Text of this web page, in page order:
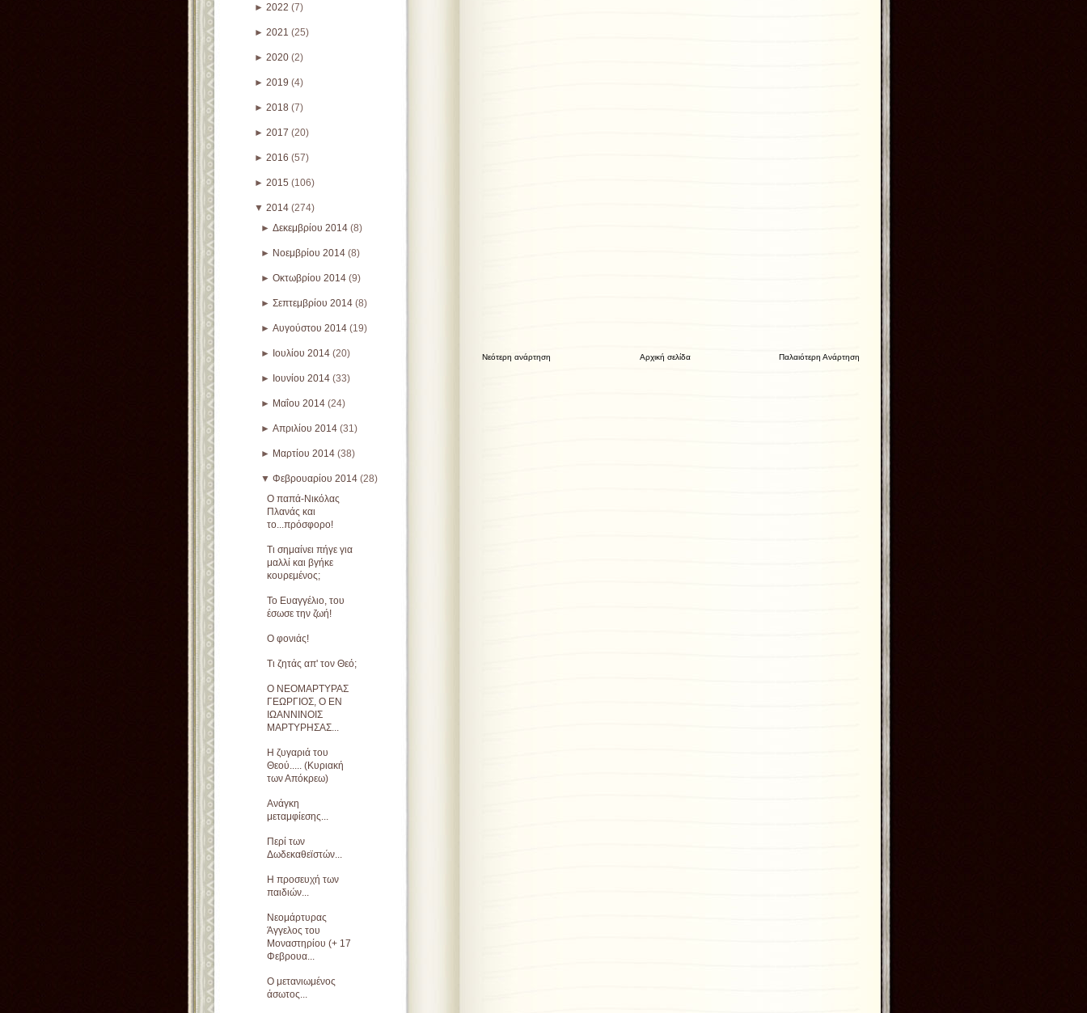
► 2022 (7)
► 2021 (25)
► 2020 (2)
► 2019 (4)
► 2018 (7)
► 2017 (20)
► 2016 (57)
► 2015 (106)
▼ 2014 (274)
► Δεκεμβρίου 2014 (8)
► Νοεμβρίου 2014 (8)
► Οκτωβρίου 2014 (9)
► Σεπτεμβρίου 2014 (8)
► Αυγούστου 2014 (19)
► Ιουλίου 2014 (20)
► Ιουνίου 2014 (33)
► Μαΐου 2014 (24)
► Απριλίου 2014 (31)
► Μαρτίου 2014 (38)
▼ Φεβρουαρίου 2014 (28)
Ο παπά-Νικόλας
Πλανάς και
το...πρόσφορο!
Τι σημαίνει πήγε για
μαλλί και βγήκε
κουρεμένος;
Το Ευαγγέλιο, του
έσωσε την ζωή!
Ο φονιάς!
Τι ζητάς απ' τον Θεό;
Ο ΝΕΟΜΑΡΤΥΡΑΣ
ΓΕΩΡΓΙΟΣ, Ο ΕΝ
ΙΩΑΝΝΙΝΟΙΣ
ΜΑΡΤΥΡΗΣΑΣ...
Η ζυγαριά του
Θεού..... (Κυριακή
των Απόκρεω)
Ανάγκη
μεταμφίεσης...
Περί των
Δωδεκαθεϊστών...
Η προσευχή των
παιδιών...
Νεομάρτυρας
Άγγελος του
Μοναστηρίου (+ 17
Φεβρουα...
Ο μετανιωμένος
άσωτος...
Νεότερη ανάρτηση Παλαιότερη Ανάρτηση
Αρχική σελίδα